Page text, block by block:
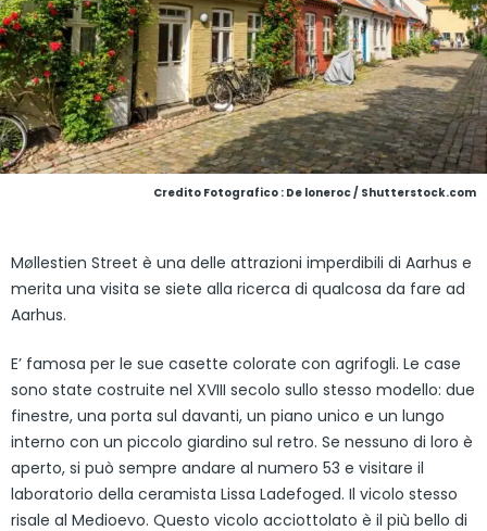
Credito Fotografico : De loneroc / Shutterstock.com
Møllestien Street è una delle attrazioni imperdibili di Aarhus e
merita una visita se siete alla ricerca di qualcosa da fare ad
Aarhus.
E’ famosa per le sue casette colorate con agrifogli. Le case
sono state costruite nel XVIII secolo sullo stesso modello: due
finestre, una porta sul davanti, un piano unico e un lungo
interno con un piccolo giardino sul retro. Se nessuno di loro è
aperto, si può sempre andare al numero 53 e visitare il
laboratorio della ceramista Lissa Ladefoged. Il vicolo stesso
risale al Medioevo. Questo vicolo acciottolato è il più bello di